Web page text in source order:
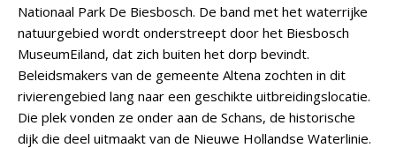
Nationaal Park De Biesbosch. De band met het waterrijke
natuurgebied wordt onderstreept door het Biesbosch
MuseumEiland, dat zich buiten het dorp bevindt.
Beleidsmakers van de gemeente Altena zochten in dit
rivierengebied lang naar een geschikte uitbreidingslocatie.
Die plek vonden ze onder aan de Schans, de historische
dijk die deel uitmaakt van de Nieuwe Hollandse Waterlinie.